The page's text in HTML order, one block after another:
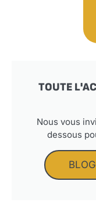
TOUTE
Nous vous
dessous